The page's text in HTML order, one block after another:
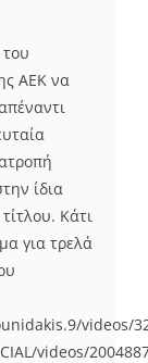
ΑΕΚ να
ίδια
Κάτι
για τρελά
videos/
videos/